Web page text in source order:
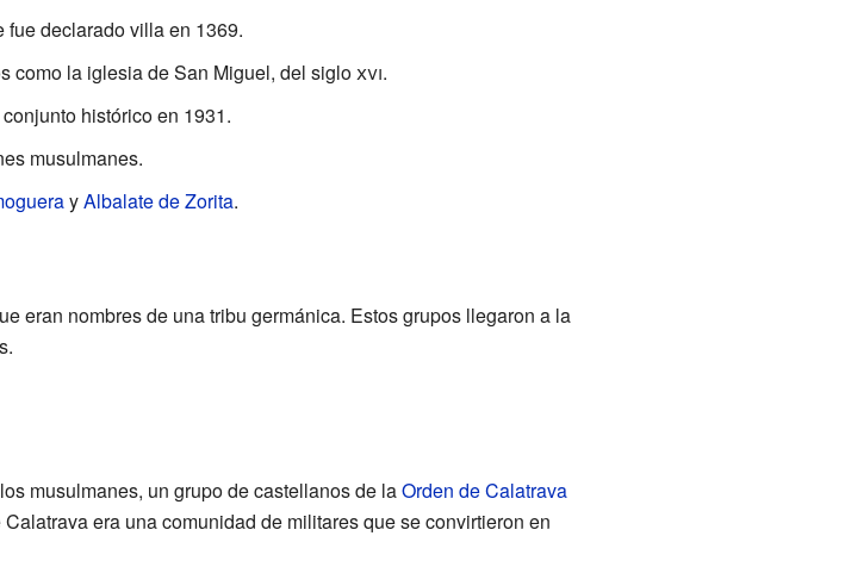
fue declarado villa en 1369.
como la iglesia de San Miguel, del sigloxvi.
histórico en 1931.
musulmanes.
yAlbalate de Zorita.
eran nombres de una tribu germánica. Estos grupos llegaron a la
musulmanes, un grupo de castellanos de laOrden de Calatrava
era una comunidad de militares que se convirtieron en